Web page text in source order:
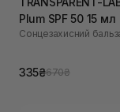
Plum SPF 50 15 мл
Сонцезахисний
335₴670₴